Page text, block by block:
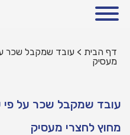
דף הבית > עובד שמקבל שכר
מעסיק
עובד שמקבל שכר על פי
מחוץ לחצרי מעסיק